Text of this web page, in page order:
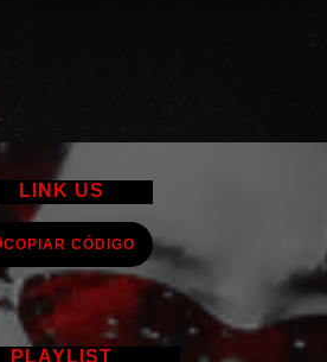
LINK US
COPIAR CÓDIGO
PLAYLIST